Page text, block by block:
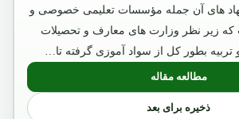
های آن جمله مؤسسات تعلیمی خصوصی و
که زیر نظر وزارت های معارف و تحصیلات
تربیه بطور کل از سواد آموزی گرفته تا…
مطالعه مقاله: چگونگی انکشاف معارف عصری در کشور
ذخیره برای بعد